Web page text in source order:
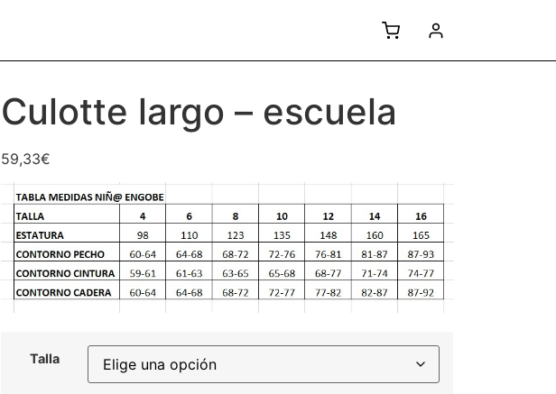
Culotte largo – escuela
59,33€
Talla